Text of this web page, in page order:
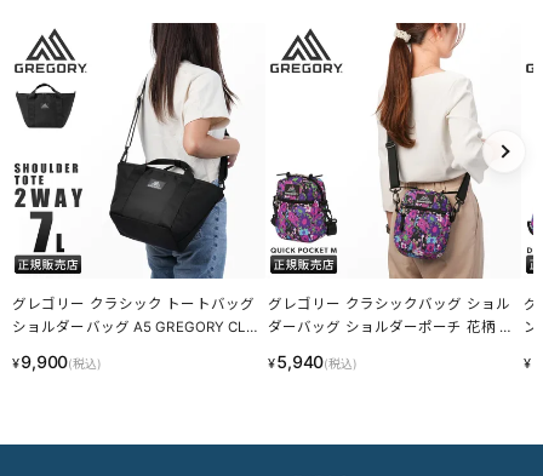
グレゴリー クラシック トートバッグ
ショルダーバッグ A5 GREGORY CLA
¥9,900(税込)
グレゴリー クラシックバッグ ショル
ダーバッグ ショルダーポーチ 花柄 G
65459-1041【在庫限り】 LINECPN
¥5,940(税込)
グ
ン
【
¥